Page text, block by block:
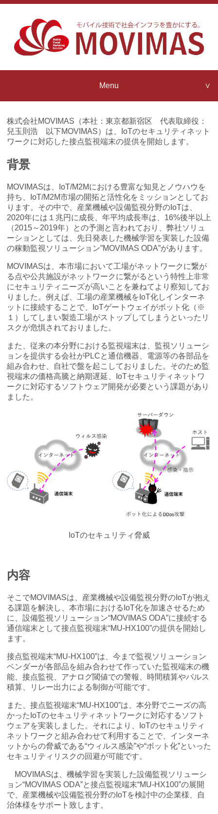
Menu
Contact us
Strengths
MOVIMAS
IoT Partner Program
MOVIMAS
IoT Consultant Room
株式会社MOVIMAS（本社：東京都新宿区 代表取締役：
兒玉則浩 以下MOVIMAS）は、IoTのセキュリティネット
ワークに対応した接点監視端末の提供を開始します。
背景
MOVIMASは、IoT/M2Mにおける豊富な知見とノウハウを
持ち、IoT/M2M市場の開拓と活性化をミッションとしてお
ります。その中で、産業機械や設備監視分野のIoTは、
2020年には１兆円に成長、年平均成長率は、16%後半以上
（2015～2019年）との予測と言われており、弊社ソリュ
ーションとしては、先日発表した機械学習を実装した設備
の稼動監視ソリューション”MOVIMAS ODA”があります。
MOVIMASは、本市場において工場がネットワークに繋が
る点や公共施設がネットワークに繋がるという特性上非常
にセキュリティニーズが高いことを兼ねてより察知してお
りました。例えば、工場の産業機械をIoT化しインターネ
ットに接続することで、IoTゲートウェイがボット化（※
１）してしまい製造工場がストップしてしまうといったリ
スクが危惧されておりました。
また、従来の本分野における監視端末は、監視ソリューシ
ョンを提供する会社がPLCと通信機器、電源等の各部品を
組み合わせ、自社で盤を起こしておりました。そのため監
視端末の価格高騰と納期遅延、IoTセキュリティネットワ
ークに対応するソフトウェア開発が必要という課題があり
ました。
IoTのセキュリティ脅威
内容
そこでMOVIMASは、産業機械や設備監視分野のIoTが抱え
る課題を解決し、本市場におけるIoT化を加速させるため
に、設備監視ソリューション“MOVIMAS ODA”に接続する
通信端末として接点監視端末“MU-HX100”の提供を開始し
ます。
接点監視端末“MU-HX100”は、今まで監視ソリューション
ベンダーが各部品を組み合わせて作っていた監視端末の機
能、接点監視、アナログ閾値での警報、時間積算やパルス
積算、リレー出力による制御が可能です。
また、接点監視端末“MU-HX100”は、本分野でニーズの高
かったIoTのセキュリティネットワークに対応するソフト
ウェアを実装しました。それにより、IoTのセキュリティ
ネットワークと組み合わせて利用することで、インターネ
ットからの脅威である“ウィルス感染”や“ボット化”といった
セキュリティリスクの回避が可能です。
MOVIMASは、機械学習を実装した設備監視ソリューシ
ョン“MOVIMAS ODA”と接点監視端末“MU-HX100”の展開
で、産業機械や設備監視分野のIoTを検討中の企業様、自
治体様をサポート致します。